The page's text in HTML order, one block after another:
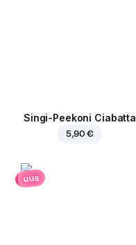
Singi-Peekoni Ciabatta
5,90 €
uus